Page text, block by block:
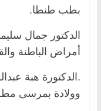
بطب طنطا.
الدكتور جمال
أمراض الباطنة
.الدكتورة هبة
وولادة بمرسى